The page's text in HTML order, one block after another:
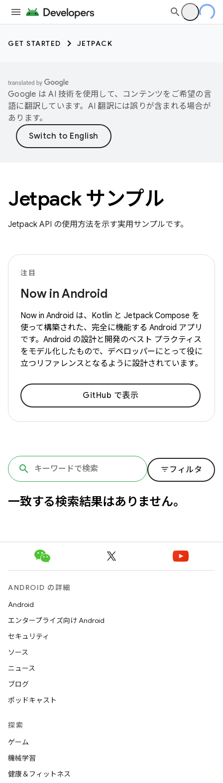
GET STARTED JETPACK
Google は AI 技術を使用して、コンテンツをご希望の言
語に翻訳しています。AI 翻訳には誤りが含まれる場合が
あります。
Jetpack サンプル
Jetpack API の使用方法を示す実用サンプルです。
注目
Now in Android
Now in Android は、Kotlin と Jetpack Compose を
使って構築された、完全に機能する Android アプリ
です。Android の設計と開発のベスト プラクティス
をモデル化したもので、デベロッパーにとって役に
立つリファレンスとなるように設計されています。
GitHub で表示
filter_list フィルタ
一致する検索結果はありません。
ANDROID の詳細
Android
エンタープライズ向け Android
セキュリティ
ソース
ニュース
ブログ
ポッドキャスト
探索
ゲーム
機械学習
健康＆フィットネス